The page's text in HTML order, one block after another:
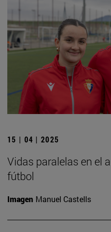
15 | 04 | 2025
Vidas paralelas en el
fútbol
Imagen Manuel Castells